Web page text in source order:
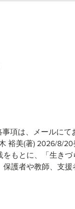
項は、メールにて
裕美(著) 2026/8/20
もとに、「生き
護者や教師、支